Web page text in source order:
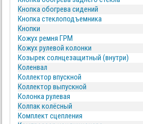
Кнопка обогрева сидений
Кнопка стеклоподъемника
Кнопки
Кожух ремня ГРМ
Кожух рулевой колонки
Козырек солнцезащитный (внутри)
Коленвал
Коллектор впускной
Коллектор выпускной
Колонка рулевая
Колпак колёсный
Комплект сцепления